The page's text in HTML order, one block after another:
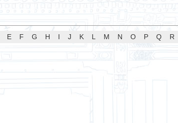
E F G H I J K L M N O P Q R